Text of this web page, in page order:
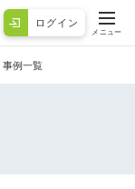
ログイン
メニュー
事例一覧